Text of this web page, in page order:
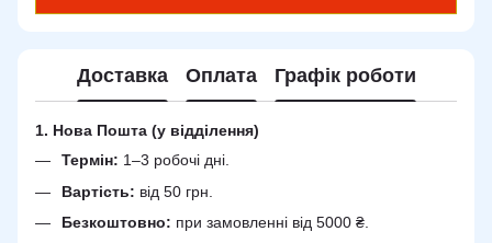
Доставка Оплата Графік роботи
1. Нова Пошта (у відділення)
Термін: 1–3 робочі дні.
Вартість: від 50 грн.
Безкоштовно: при замовленні від 5000 ₴.